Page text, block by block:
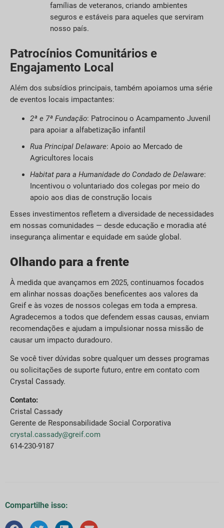
famílias de veteranos, criando ambientes
seguros e estáveis para aqueles que serviram
nosso país.
Patrocínios Comunitários e
Engajamento Local
Além dos subsídios principais, também apoiamos uma série
de eventos locais impactantes:
2ª e 7ª Fundação: Patrocinou o Acampamento Juvenil
para apoiar a alfabetização infantil
Rua Principal Delaware: Apoio ao Mercado de
Agricultores locais
Habitat para a Humanidade do Condado de Delaware:
Incentivou o voluntariado dos colegas por meio do
apoio aos dias de construção locais
Esses investimentos refletem a diversidade de necessidades
em nossas comunidades — desde educação e moradia até
insegurança alimentar e equidade em saúde global.
Olhando para a frente
À medida que avançamos em 2025, continuamos focados
em alinhar nossas doações beneficentes aos valores da
Greif e às vozes de nossos colegas em toda a empresa.
Agradecemos a todos que defendem essas causas, enviam
recomendações e ajudam a impulsionar nossa missão de
causar um impacto duradouro.
Se você tiver dúvidas sobre qualquer um desses programas
ou solicitações de suporte futuro, entre em contato com
Crystal Cassady.
Contato:
Cristal Cassady
Gerente de Responsabilidade Social Corporativa
crystal.cassady@greif.com
614-230-9187
Compartilhe isso: